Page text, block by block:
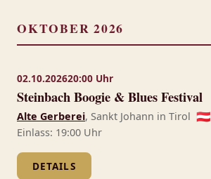
OKTOBER 2026
02.10.202620:00 Uhr
Steinbach Boogie & Blues Festival
Alte Gerberei, Sankt Johann in Tirol 🇦🇹
Einlass: 19:00 Uhr
DETAILS